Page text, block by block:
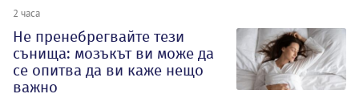
2 часа
Не пренебрегвайте тези
сънища: мозъкът ви може да
се опитва да ви каже нещо
важно